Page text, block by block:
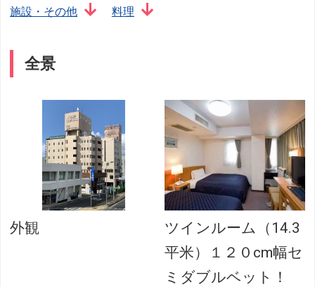
施設・その他
料理
全景
外観
ツインルーム（14.3
平米）１２０cm幅セ
ミダブルベット！